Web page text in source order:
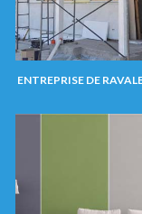
ENTREPRISE DE